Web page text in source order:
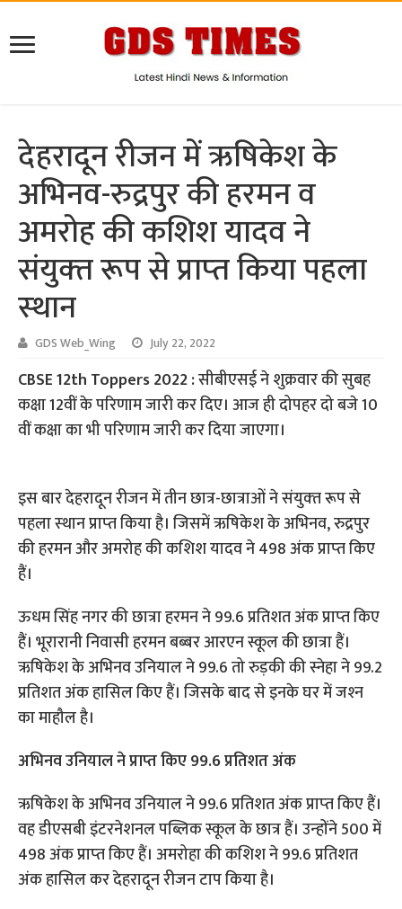
देहरादून रीजन में ऋषिकेश के
अभिनव-रुद्रपुर की हरमन व
अमरोह की कशिश यादव ने
संयुक्‍त रूप से प्राप्‍त किया पहला
स्‍थान
GDS Web_Wing July 22, 2022
CBSE 12th Toppers 2022 :सीबीएसई ने शुक्रवार की सुबह
कक्षा 12वीं के परिणाम जारी कर दिए। आज ही दोपहर दो बजे 10
वीं कक्षा का भी परिणाम जारी कर दिया जाएगा।
इस बार देहरादून रीजन में तीन छात्र-छात्राओं ने संयुक्‍त रूप से
पहला स्‍थान प्राप्‍त किया है। जिसमें ऋषिकेश के अभिनव, रुद्रपुर
की हरमन और अमरोह की कशिश यादव ने 498 अंक प्राप्‍त किए
हैं।
ऊधम स‍िंह नगर की छात्रा हरमन ने 99.6 प्रतिशत अंक प्राप्‍त किए
हैं। भूरारानी निवासी हरमन बब्बर आरएन स्कूल की छात्रा हैं।
ऋषिकेश के अभिनव उनियाल ने 99.6 तो रुड़की की स्नेहा ने 99.2
प्रतिशत अंक हासिल किए हैं। जिसके बाद से इनके घर में जश्‍न
का माहौल है।
अभिनव उनियाल ने प्राप्‍त किए 99.6 प्रतिशत अंक
ऋषिकेश के अभिनव उनियाल ने 99.6 प्रतिशत अंक प्राप्‍त किए हैं।
वह डीएसबी इंटरनेशनल पब्लिक स्कूल के छात्र हैं। उन्‍होंने 500 में
498 अंक प्राप्‍त किए हैं। अमरोहा की कशिश ने 99.6 प्रतिशत
अंक हासिल कर देहरादून रीजन टाप किया है।